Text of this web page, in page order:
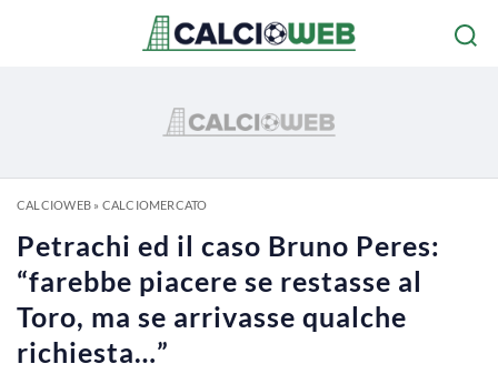
CALCIOWEB» CALCIOMERCATO
Petrachi ed il caso Bruno Peres:
“farebbe piacere se restasse al
Toro, ma se arrivasse qualche
richiesta…”